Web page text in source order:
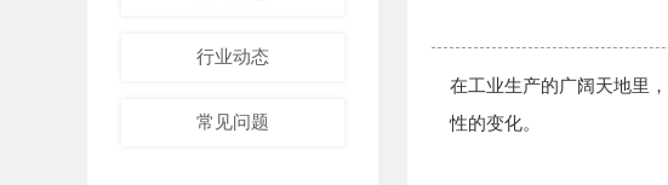
行业动态
常见问题
在工业生产的广阔天地里，
性的变化。